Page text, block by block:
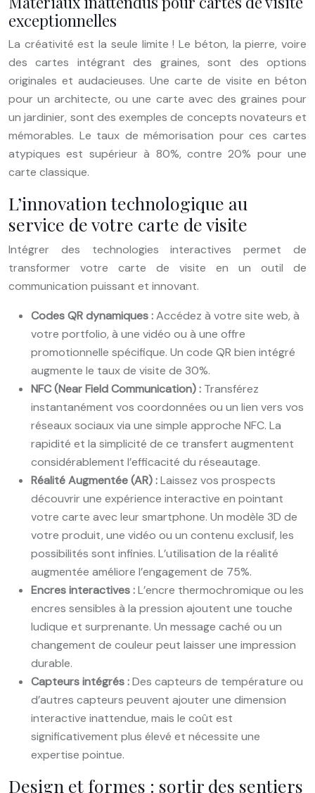
exceptionnelles
La créativité est la seule limite ! Le béton, la pierre, voire
des cartes intégrant des graines, sont des options
originales et audacieuses. Une carte de visite en béton
pour un architecte, ou une carte avec des graines pour
un jardinier, sont des exemples de concepts novateurs et
mémorables. Le taux de mémorisation pour ces cartes
atypiques est supérieur à 80%, contre 20% pour une
carte classique.
L’innovation technologique au
service de votre carte de visite
Intégrer des technologies interactives permet de
transformer votre carte de visite en un outil de
communication puissant et innovant.
Codes QR dynamiques :Accédez à votre site web, à
votre portfolio, à une vidéo ou à une offre
promotionnelle spécifique. Un code QR bien intégré
augmente le taux de visite de 30%.
NFC (Near Field Communication) : Transférez
instantanément vos coordonnées ou un lien vers vos
réseaux sociaux via une simple approche NFC. La
rapidité et la simplicité de ce transfert augmentent
considérablement l’efficacité du réseautage.
Réalité Augmentée (AR) :Laissez vos prospects
découvrir une expérience interactive en pointant
votre carte avec leur smartphone. Un modèle 3D de
votre produit, une vidéo ou un contenu exclusif, les
possibilités sont infinies. L’utilisation de la réalité
augmentée améliore l’engagement de 75%.
Encres interactives :L’encre thermochromique ou les
encres sensibles à la pression ajoutent une touche
ludique et surprenante. Un message caché ou un
changement de couleur peut laisser une impression
durable.
Capteurs intégrés :Des capteurs de température ou
d’autres capteurs peuvent ajouter une dimension
interactive inattendue, mais le coût est
significativement plus élevé et nécessite une
expertise pointue.
Design et formes : sortir des sentiers